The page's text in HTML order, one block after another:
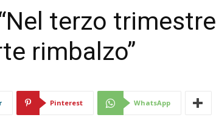
Voce
terzo trimestre
rimbalzo”
Pinterest WhatsApp